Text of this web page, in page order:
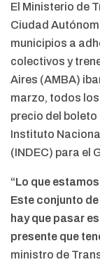
El Ministerio de
Ciudad
municipios a
colectivos y
Aires (AMBA)
marzo, todos
precio del boleto
Instituto
(INDEC) para el
“Lo que
Este conjunto
hay que pasar
presente que
ministro de